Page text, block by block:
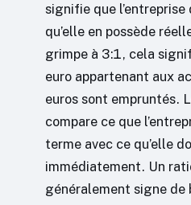
signifie que
qu’elle en possède
grimpe à 3:1, cela
euro appartenant aux
euros sont empruntés.
compare ce que
terme avec ce qu’elle
immédiatement. Un
généralement signe de